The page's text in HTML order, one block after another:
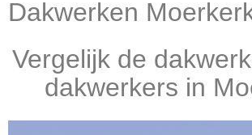
Dakwerken
Vergelijk de
dakwerkers in